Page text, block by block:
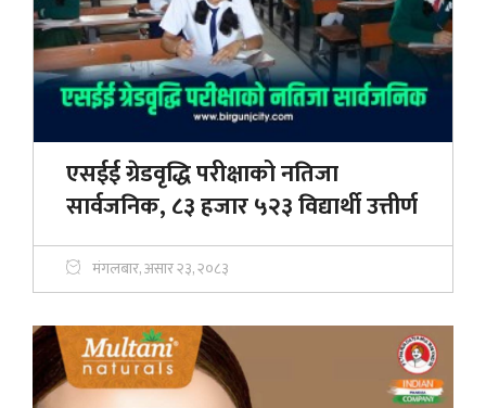
एसईई ग्रेडवृद्धि परीक्षाको नतिजा
सार्वजनिक, ८३ हजार ५२३ विद्यार्थी उत्तीर्ण
मंगलबार, असार २३, २०८३